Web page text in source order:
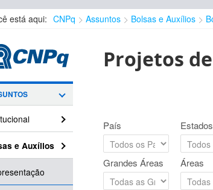
está aqui: CNPq Assuntos Bolsas e Auxílios
e Auxílios
Projetos
País Estados
Grandes Áreas Áreas